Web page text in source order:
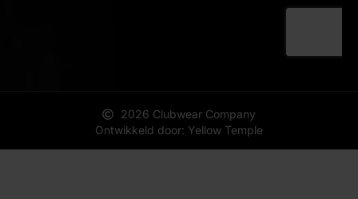
2026 Clubwear Company
Ontwikkeld door: Yellow Temple